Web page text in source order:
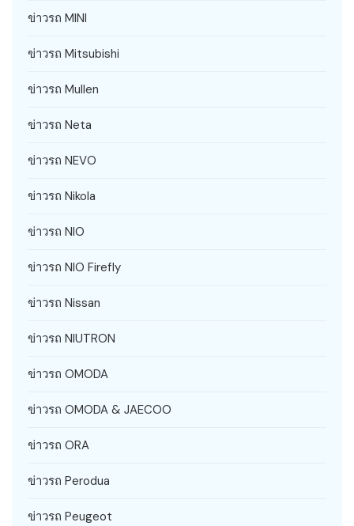
ข่าวรถ MINI
ข่าวรถ Mitsubishi
ข่าวรถ Mullen
ข่าวรถ Neta
ข่าวรถ NEVO
ข่าวรถ Nikola
ข่าวรถ NIO
ข่าวรถ NIO Firefly
ข่าวรถ Nissan
ข่าวรถ NIUTRON
ข่าวรถ OMODA
ข่าวรถ OMODA & JAECOO
ข่าวรถ ORA
ข่าวรถ Perodua
ข่าวรถ Peugeot